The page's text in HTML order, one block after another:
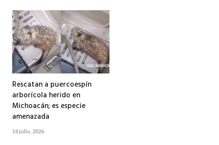
Rescatan a puercoespín
arborícola herido en
Michoacán; es especie
amenazada
18 julio, 2026